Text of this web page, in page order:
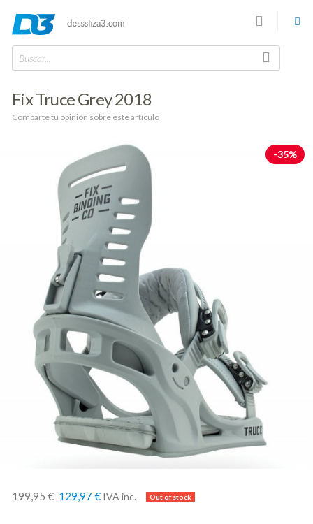
Buscar...
Fix Truce Grey 2018
Comparte tu opinión sobre este artículo
-35%
199,95 € 129,97 € IVA inc.